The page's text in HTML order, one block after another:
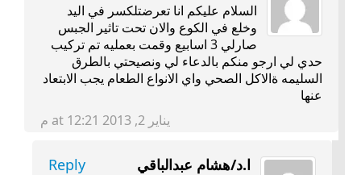
السلام عليكم انا تعرضتلكسر في اليد
وخلع في الكوع والان تحت تاثير الجبس
صارلي 3 اسابيع وقمت بعمليه تم تركيب
حدي لي ارجو منكم بالدعاء لي ونصيحتي بالطرق
السليمه ةالاكل الصحي واي الانواع الطعام يجب الابتعاد
عنها
يناير 2, 2013 at 12:21 م
ا.د/هشام عبدالباقي Reply